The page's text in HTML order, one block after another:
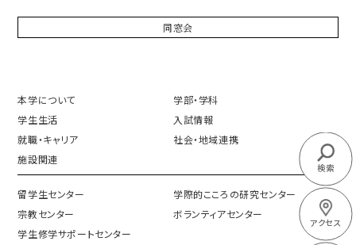
検索
アクセス
同窓会
本学について
学部・学科
学生生活
入試情報
就職・キャリア
社会・地域連携
施設関連
留学生センター
学際的こころの研究センター
宗教センター
ボランティアセンター
学生修学サポートセンター